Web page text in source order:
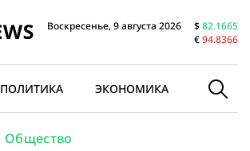
Воскресенье, 9 августа 2026 $82.1665
€94.8366
ПОЛИТИКА ЭКОНОМИКА В МИРЕ
Общество